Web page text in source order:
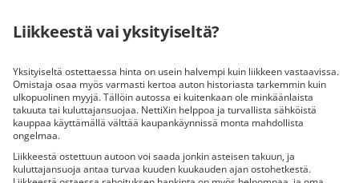
Liikkeestä vai yksityiseltä?
Yksityiseltä ostettaessa hinta on usein halvempi kuin liikkeen vastaavissa.
Omistaja osaa myös varmasti kertoa auton historiasta tarkemmin kuin
ulkopuolinen myyjä. Tällöin autossa ei kuitenkaan ole minkäänlaista
takuuta tai kuluttajansuojaa. NettiXin helppoa ja turvallista sähköistä
kauppaa käyttämällä välttää kaupankäynnissä monta mahdollista
ongelmaa.
Liikkeestä ostettuun autoon voi saada jonkin asteisen takuun, ja
kuluttajansuoja antaa turvaa kuuden kuukauden ajan ostohetkestä.